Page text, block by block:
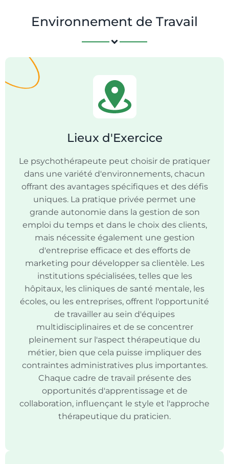
Environnement de Travail
Lieux d'Exercice
Le psychothérapeute peut choisir de pratiquer
dans une variété d'environnements, chacun
offrant des avantages spécifiques et des défis
uniques. La pratique privée permet une
grande autonomie dans la gestion de son
emploi du temps et dans le choix des clients,
mais nécessite également une gestion
d'entreprise efficace et des efforts de
marketing pour développer sa clientèle. Les
institutions spécialisées, telles que les
hôpitaux, les cliniques de santé mentale, les
écoles, ou les entreprises, offrent l'opportunité
de travailler au sein d'équipes
multidisciplinaires et de se concentrer
pleinement sur l'aspect thérapeutique du
métier, bien que cela puisse impliquer des
contraintes administratives plus importantes.
Chaque cadre de travail présente des
opportunités d'apprentissage et de
collaboration, influençant le style et l'approche
thérapeutique du praticien.